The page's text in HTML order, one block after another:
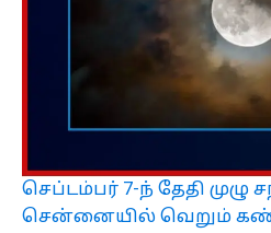
செப்டம்பர் 7-ந் தேதி முழு
சென்னையில் வெறும்